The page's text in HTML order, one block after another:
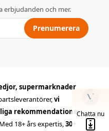
Chatta nu
erbjudanden och mer.
Prenumerera
supermarknader
vi
rekommendationer,
18+ års expertis,30+